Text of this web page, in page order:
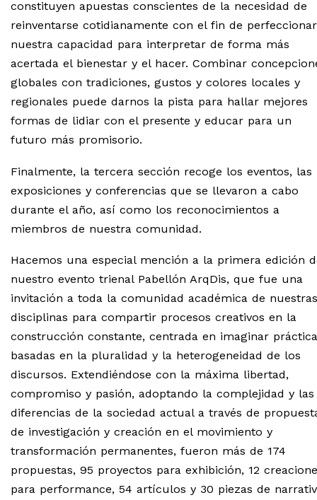
constituyen apuestas conscientes de la necesidad de
reinventarse cotidianamente con el fin de perfeccionar
nuestra capacidad para interpretar de forma más
acertada el bienestar y el hacer. Combinar
globales con tradiciones, gustos y colores locales y
regionales puede darnos la pista para hallar mejores
formas de lidiar con el presente y educar para un
futuro más promisorio.
Finalmente, la tercera sección recoge los eventos, las
exposiciones y conferencias que se llevaron a cabo
durante el año, así como los reconocimientos a
miembros de nuestra comunidad.
Hacemos una especial mención a la primera edición
nuestro evento trienal Pabellón ArqDis, que fue una
invitación a toda la comunidad académica de nuestras
disciplinas para compartir procesos creativos en la
construcción constante, centrada en imaginar
basadas en la pluralidad y la heterogeneidad de los
discursos. Extendiéndose con la máxima libertad,
compromiso y pasión, adoptando la complejidad y las
diferencias de la sociedad actual a través de
de investigación y creación en el movimiento y
transformación permanentes, fueron más de 174
propuestas, 95 proyectos para exhibición, 12
para performance, 54 artículos y 30 piezas de